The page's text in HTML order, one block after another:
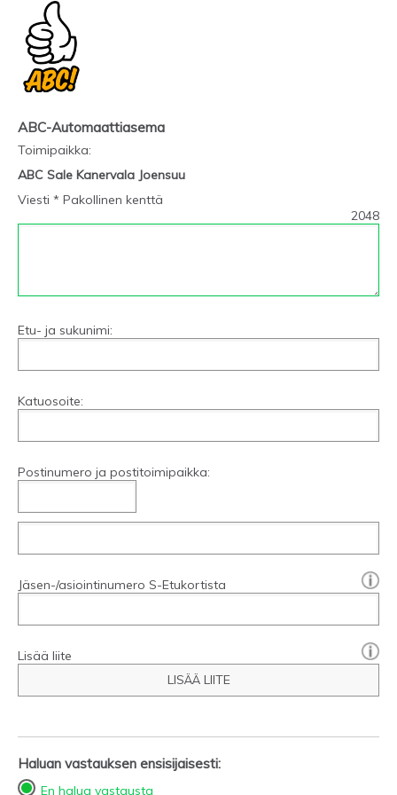
ABC-Automaattiasema
Toimipaikka:
ABC Sale Kanervala Joensuu
Viesti * Pakollinen kenttä
2048
Etu- ja sukunimi:
Katuosoite:
Postinumero ja postitoimipaikka:
Jäsen-/asiointinumero S-Etukortista
Lisää liite
LISÄÄ LIITE
Haluan vastauksen ensisijaisesti:
En halua vastausta